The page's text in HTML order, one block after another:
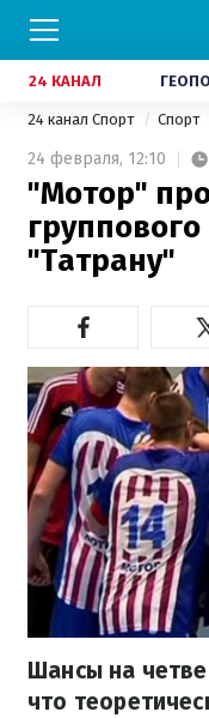
24 КАНАЛ
24 канал Спорт Спорт
24 февраля, 12:10
"Мотор"
"Татрану"
Шансы на
что